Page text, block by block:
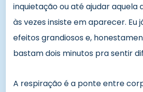
inquietação ou até ajudar aquela
às vezes insiste em aparecer. Eu
efeitos grandiosos e,
bastam dois minutos pra sentir
A respiração é a ponte entre